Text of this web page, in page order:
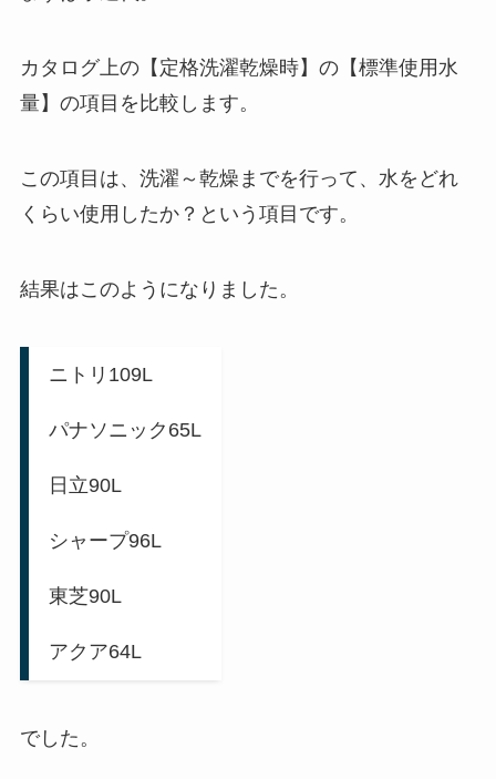
カタログ上の【定格洗濯乾燥時】の【標準使用水
量】の項目を比較します。
この項目は、洗濯～乾燥までを行って、水をどれ
くらい使用したか？という項目です。
結果はこのようになりました。
ニトリ109L
パナソニック65L
日立90L
シャープ96L
東芝90L
アクア64L
でした。